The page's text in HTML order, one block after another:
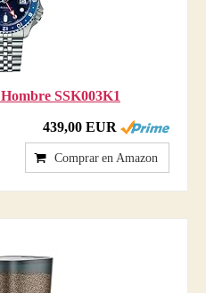
SSK003K1
439,00 EUR
Comprar en Amazon